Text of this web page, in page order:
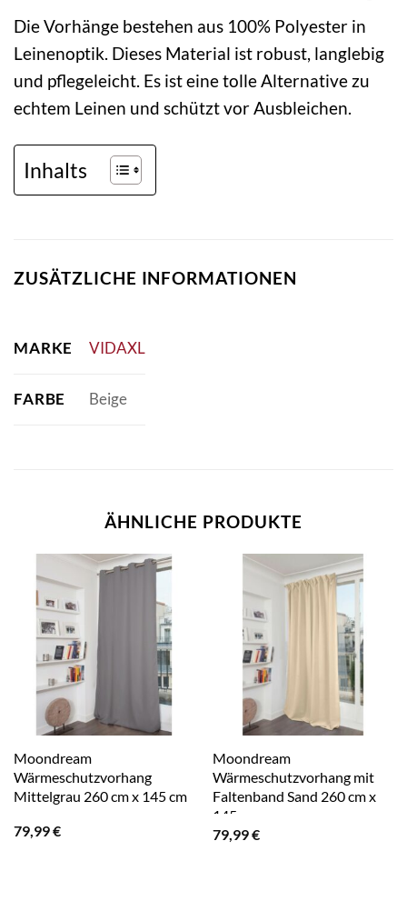
Die Vorhänge bestehen aus 100% Polyester in
Leinenoptik. Dieses Material ist robust, langlebig
und pflegeleicht. Es ist eine tolle Alternative zu
echtem Leinen und schützt vor Ausbleichen.
Inhalts
ZUSÄTZLICHE INFORMATIONEN
MARKE VIDAXL
FARBE Beige
ÄHNLICHE PRODUKTE
Moondream
Wärmeschutzvorhang
Mittelgrau 260 cm x 145 cm
79,99€
Moondream
Wärmeschutzvorhang mit
Faltenband Sand 260 cm x
145 cm
79,99€